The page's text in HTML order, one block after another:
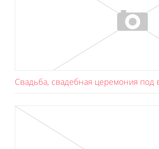
Свадьба, свадебная церемония под